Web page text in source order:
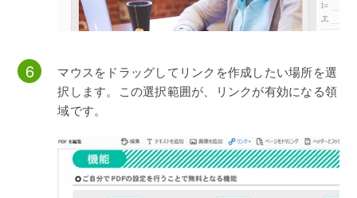
マウスをドラッグしてリンクを作成したい場所を選
択します。この選択範囲が、リンクが有効になる領
域です。